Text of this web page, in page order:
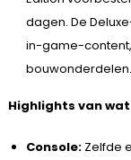
dagen. De
in-game-
bouwonderdelen.
Highlights van
Console: Zelfde